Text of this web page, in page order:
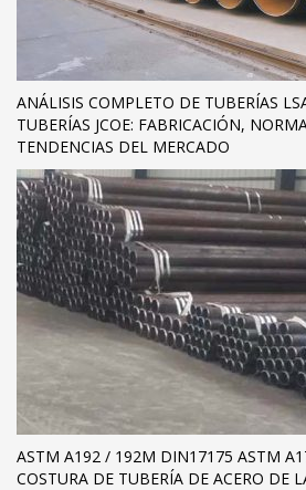
ANÁLISIS COMPLETO DE TUBERÍAS
TUBERÍAS JCOE: FABRICACIÓN,
TENDENCIAS DEL MERCADO
ASTM A192 / 192M DIN17175 ASTM
COSTURA DE TUBERÍA DE ACERO DE